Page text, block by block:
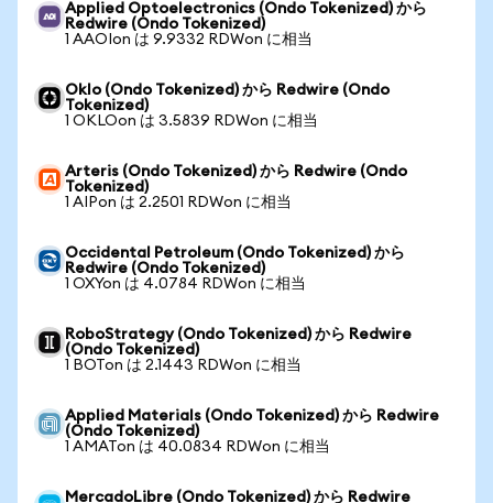
Applied Optoelectronics (Ondo Tokenized) から
Redwire (Ondo Tokenized)
1 AAOIon は 9.9332 RDWon に相当
Oklo (Ondo Tokenized) から Redwire (Ondo
Tokenized)
1 OKLOon は 3.5839 RDWon に相当
Arteris (Ondo Tokenized) から Redwire (Ondo
Tokenized)
1 AIPon は 2.2501 RDWon に相当
Occidental Petroleum (Ondo Tokenized) から
Redwire (Ondo Tokenized)
1 OXYon は 4.0784 RDWon に相当
RoboStrategy (Ondo Tokenized) から Redwire
(Ondo Tokenized)
1 BOTon は 2.1443 RDWon に相当
Applied Materials (Ondo Tokenized) から Redwire
(Ondo Tokenized)
1 AMATon は 40.0834 RDWon に相当
MercadoLibre (Ondo Tokenized) から Redwire